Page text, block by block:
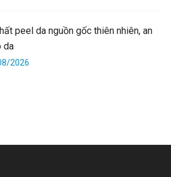
peel da nguồn gốc thiên nhiên, an
da
2026